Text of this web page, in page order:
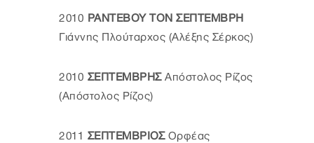
2010 ΡΑΝΤΕΒΟΥ ΤΟΝ ΣΕΠΤΕΜΒΡΗ
Γιάννης Πλούταρχος (Αλέξης Σέρκος)
2010 ΣΕΠΤΕΜΒΡΗΣΑπόστολος Ρίζος
(Απόστολος Ρίζος)
2011 ΣΕΠΤΕΜΒΡΙΟΣΟρφέας